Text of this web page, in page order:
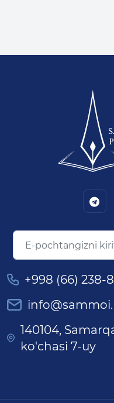
+998 (66) 238-
140104,
ko'chasi 7-uy